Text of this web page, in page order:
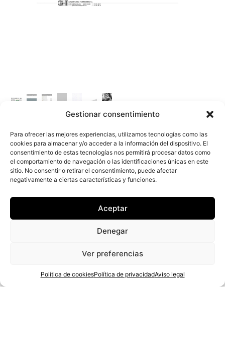
Gestionar consentimiento
Para ofrecer las mejores experiencias, utilizamos tecnologías como las
cookies para almacenar y/o acceder a la información del dispositivo. El
consentimiento de estas tecnologías nos permitirá procesar datos como
el comportamiento de navegación o las identificaciones únicas en este
sitio. No consentir o retirar el consentimiento, puede afectar
negativamente a ciertas características y funciones.
Aceptar
Denegar
Ver preferencias
Política de cookiesPolítica de privacidadAviso legal
GHARQUITECTURA@GMAIL.COM
PROYECTOS
INMOBILIARIOS